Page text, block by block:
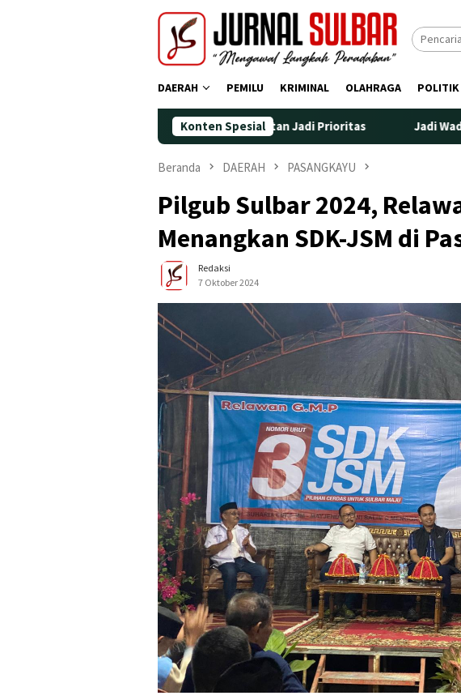
DAERAH PEMILU KRIMINAL OLAHRAGA POLITIK
Konten Spesial
Lingkungan dan Kesehatan Jadi Prioritas Jadi Wadah Silaturahmi
Beranda DAERAH PASANGKAYU
Pilgub Sulbar 2024,
Menangkan SDK-JSM di
Redaksi
7 Oktober 2024